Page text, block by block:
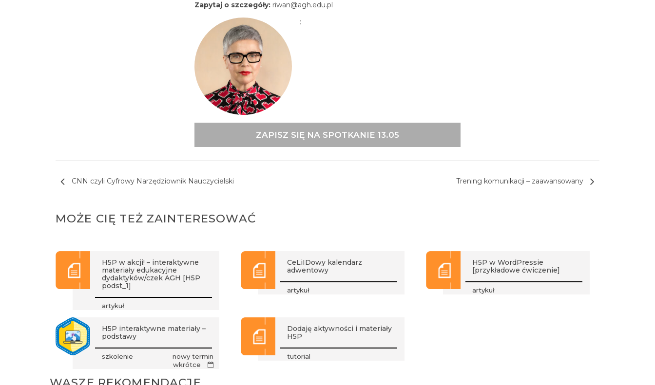
Zapytaj o szczegóły: riwan@agh.edu.pl
:
ZAPISZ SIĘ NA SPOTKANIE 13.05
CNN czyli Cyfrowy Narzędziownik Nauczycielski Trening komunikacji – zaawansowany
MOŻE CIĘ TEŻ ZAINTERESOWAĆ
H5P w akcji! – interaktywne
materiały edukacyjne
dydaktyków/czek AGH [H5P
podst_1]
artykuł
CeLiIDowy kalendarz
adwentowy
artykuł
H5P w WordPressie
[przykładowe ćwiczenie]
artykuł
H5P interaktywne materiały –
podstawy
szkolenie
nowy termin
wkrótce
Dodaję aktywności i materiały
H5P
tutorial